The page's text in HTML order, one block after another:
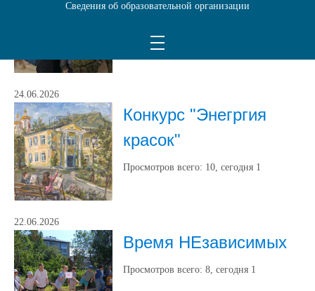
Просмотров всего: , сегодня
24.06.2026
Конкурс "Энегргия
красок"
Просмотров всего: 10, сегодня 1
22.06.2026
Время НЕзависимых
Просмотров всего: 8, сегодня 1
Сведения об образовательной организации